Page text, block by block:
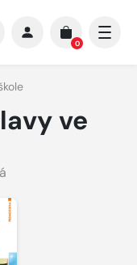
0
ve